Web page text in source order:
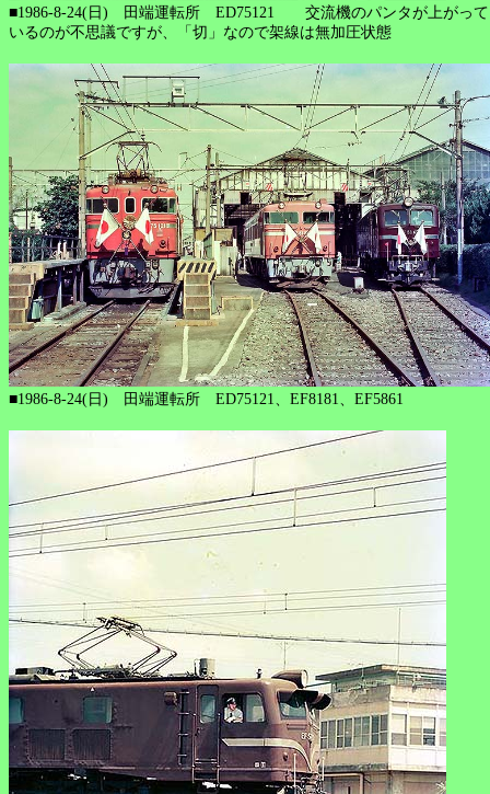
■1986-8-24(日) 田端運転所 ED75121 交流機のパンタが上がって
いるのが不思議ですが、「切」なので架線は無加圧状態
■1986-8-24(日) 田端運転所 ED75121、EF8181、EF5861